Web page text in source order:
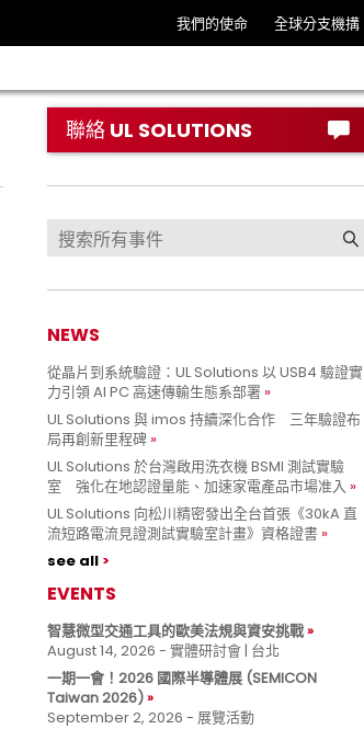
我們的使命 全球分支機搆
聯絡 UL SOLUTIONS
NEWS
從晶片到系統驗證：UL Solutions 以 USB4 驗證實
力引領 AI PC 高速傳輸生態系部署
UL Solutions 與 imos 持續深化合作 三年驗證布
局再創新里程碑
UL Solutions 於台灣啟用洗衣機 BSMI 測試實驗
室 強化在地認證量能、加速家電產品市場准入
UL Solutions 向松川精密發出全台首張《30kA 直
流短路電流見證測試實驗室計畫》資格證書
see all
EVENTS
智慧微型交通工具的歐美法規與資安挑戰
August 14, 2026 - 實體研討會 | 台北
一期一會！2026 國際半導體展 (SEMICON
Taiwan 2026)
September 2, 2026 - 展覽活動